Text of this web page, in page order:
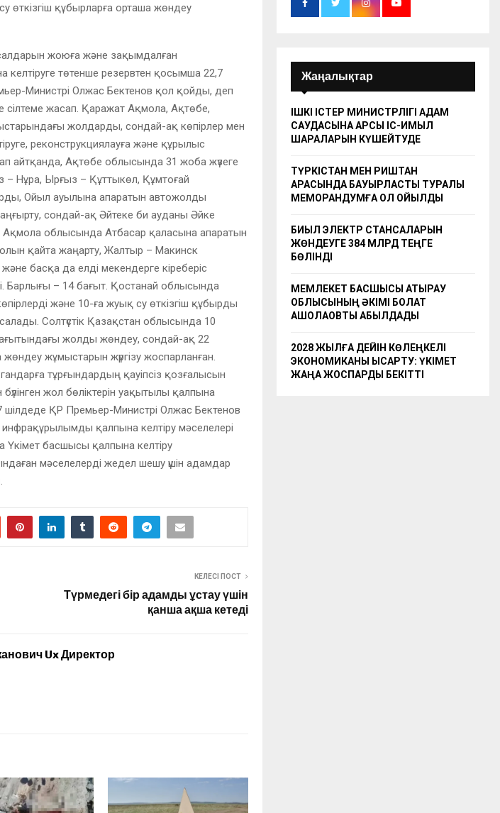
құбырларға орташа жөндеу
жоюға және зақымдалған
төтенше резервтен қосымша 22,7
Министрі Олжас Бектенов қол қойды, деп
сілтеме жасап. Қаражат Ақмола, Ақтөбе,
жолдарды, сондай-ақ көпірлер мен
реконструкциялауға және құрылыс
айтқанда, Ақтөбе облысында 31 жоба жүзеге
Нұра, Ырғыз – Құттыкөл, Құмтоғай
Ойыл ауылына апаратын автожолды
сондай-ақ Әйтеке би ауданы Әйке
Ақмола облысында Атбасар қаласына апаратын
қайта жаңарту, Жалтыр – Макинск
басқа да елді мекендерге кіреберіс
Барлығы – 14 бағыт. Қостанай облысында
және 10-ға жуық су өткізгіш құбырды
Солтүстік Қазақстан облысында 10
жолды жөндеу, сондай-ақ 22
жұмыстарын жүргізу жоспарланған.
тұрғындардың қауіпсіз қозғалысын
жол бөліктерін уақытылы қалпына
шілдеде ҚР Премьер-Министрі Олжас Бектенов
инфрақұрылымды қалпына келтіру мәселелері
басшысы қалпына келтіру
мәселелерді жедел шешу үшін адамдар
КЕЛЕСІ ПОСТ
Түрмедегі бір адамды ұстау үшін
қанша ақша кетеді
Ux Директор
Жаңалықтар
ІШКІ ІСТЕР МИНИСТРЛІГІ АДАМ
САУДАСЫНА ҚАРСЫ ІС-ҚИМЫЛ
ШАРАЛАРЫН КҮШЕЙТУДЕ
ТҮРКІСТАН МЕН РИШТАН
АРАСЫНДА БАУЫРЛАСТЫҚ ТУРАЛЫ
МЕМОРАНДУМҒА ҚОЛ ҚОЙЫЛДЫ
БИЫЛ ЭЛЕКТР СТАНСАЛАРЫН
ЖӨНДЕУГЕ 384 МЛРД ТЕҢГЕ
БӨЛІНДІ
МЕМЛЕКЕТ БАСШЫСЫ АТЫРАУ
ОБЛЫСЫНЫҢ ӘКІМІ БОЛАТ
АҚШОЛАҚОВТЫ ҚАБЫЛДАДЫ
2028 ЖЫЛҒА ДЕЙІН КӨЛЕҢКЕЛІ
ЭКОНОМИКАНЫ ҚЫСҚАРТУ: ҮКІМЕТ
ЖАҢА ЖОСПАРДЫ БЕКІТТІ